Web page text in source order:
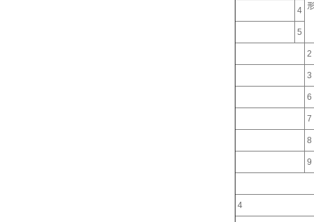
4
5
2
3
6
7
8
9
4